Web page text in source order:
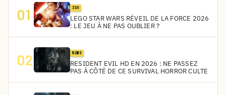
01 3DS
LEGO STAR WARS RÉVEIL DE LA FORCE 2026
: LE JEU À NE PAS OUBLIER ?
02 NEWS
RESIDENT EVIL HD EN 2026 : NE PASSEZ
PAS À CÔTÉ DE CE SURVIVAL HORROR CULTE